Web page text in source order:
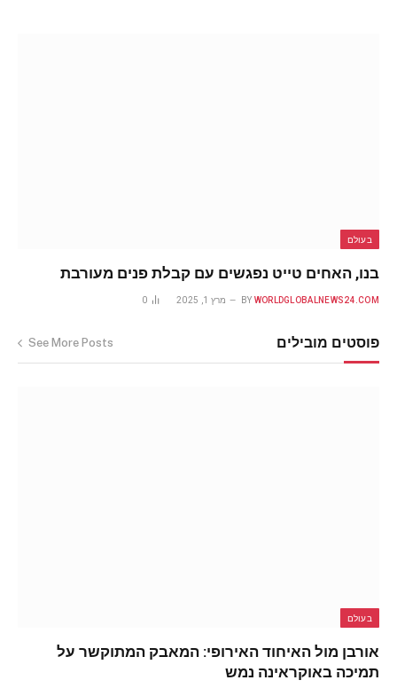
בעולם
בנו, האחים טייט נפגשים עם קבלת פנים מעורבת
BY WORLDGLOBALNEWS24.COM מרץ 1, 2025 0
פוסטים מובילים See More Posts
בעולם
אורבן מול האיחוד האירופי: המאבק המתוקשר על
תמיכה באוקראינה נמש